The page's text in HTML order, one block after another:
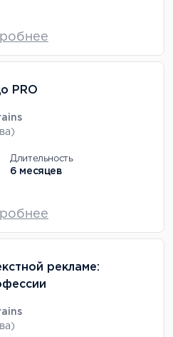
PRO
Длительность
6 месяцев
рекламе: